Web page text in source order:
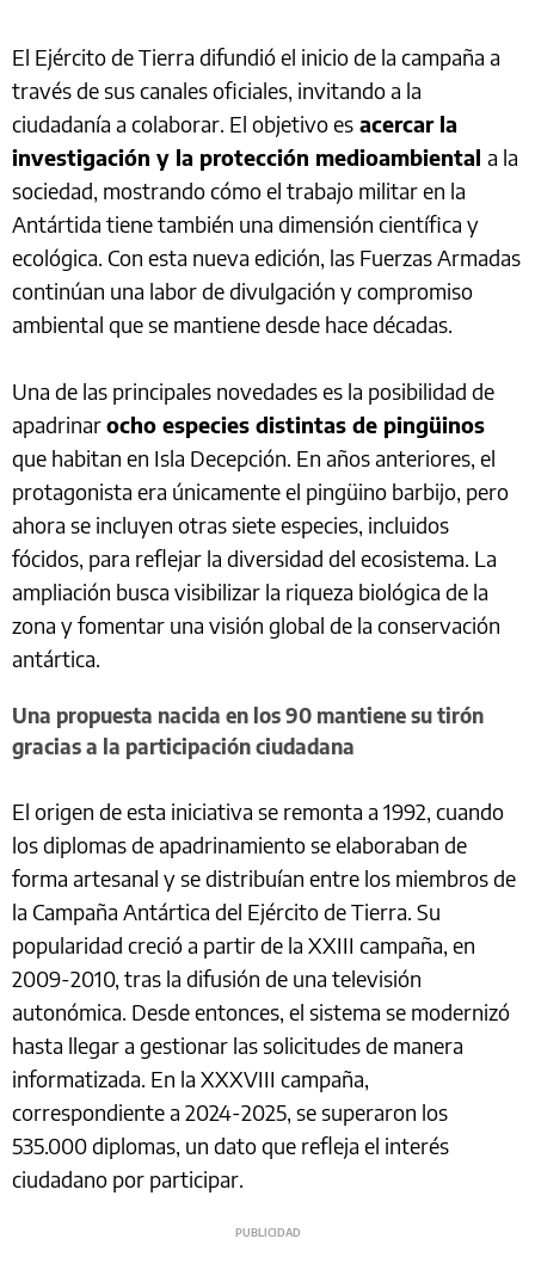
El Ejército de Tierra difundió el inicio de la campaña a
través de sus canales oficiales, invitando a la
ciudadanía a colaborar. El objetivo es acercar la
investigación y la protección medioambiental a la
sociedad, mostrando cómo el trabajo militar en la
Antártida tiene también una dimensión científica y
ecológica. Con esta nueva edición, las Fuerzas Armadas
continúan una labor de divulgación y compromiso
ambiental que se mantiene desde hace décadas.
Una de las principales novedades es la posibilidad de
apadrinarocho especies distintas de pingüinos
que habitan en Isla Decepción. En años anteriores, el
protagonista era únicamente el pingüino barbijo, pero
ahora se incluyen otras siete especies, incluidos
fócidos, para reflejar la diversidad del ecosistema. La
ampliación busca visibilizar la riqueza biológica de la
zona y fomentar una visión global de la conservación
antártica.
Una propuesta nacida en los 90 mantiene su tirón
gracias a la participación ciudadana
El origen de esta iniciativa se remonta a 1992, cuando
los diplomas de apadrinamiento se elaboraban de
forma artesanal y se distribuían entre los miembros de
la Campaña Antártica del Ejército de Tierra. Su
popularidad creció a partir de la XXIII campaña, en
2009-2010, tras la difusión de una televisión
autonómica. Desde entonces, el sistema se modernizó
hasta llegar a gestionar las solicitudes de manera
informatizada. En la XXXVIII campaña,
correspondiente a 2024-2025, se superaron los
535.000 diplomas, un dato que refleja el interés
ciudadano por participar.